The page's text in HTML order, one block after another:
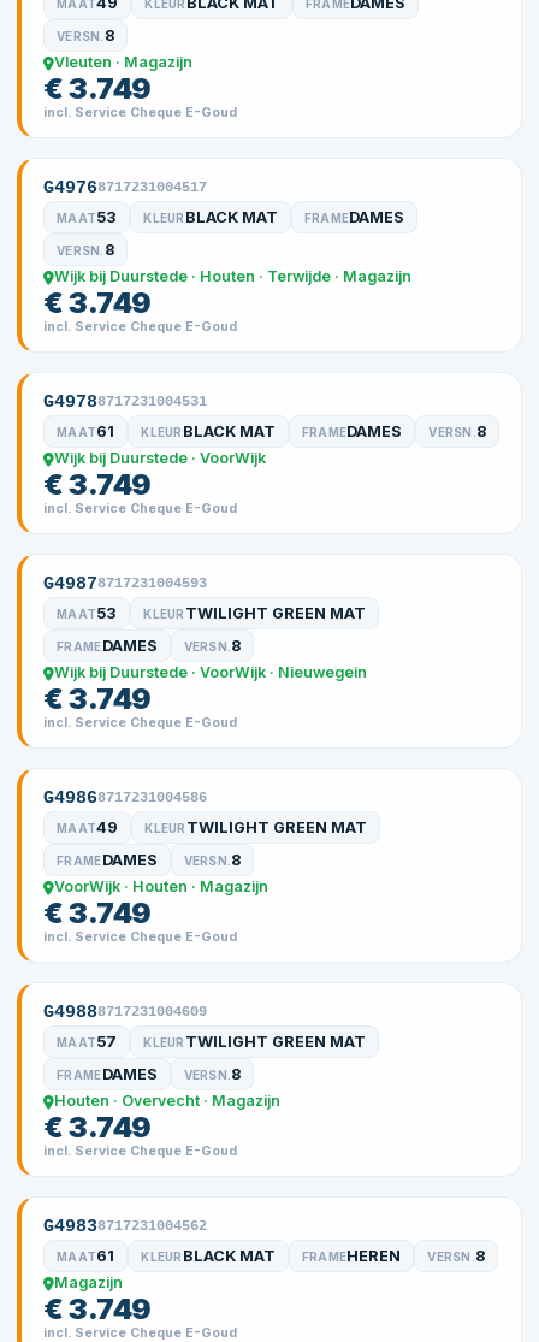
MAAT KLEUR FRAME
VERSN. 8
Vleuten · Magazijn
€ 3.749
incl. Service Cheque E-Goud
G49768717231004517
MAAT53 KLEUR BLACK MAT FRAMEDAMES
VERSN. 8
Wijk bij Duurstede · Houten · Terwijde · Magazijn
€ 3.749
incl. Service Cheque E-Goud
G49788717231004531
MAAT61 KLEUR BLACK MAT FRAMEDAMES VERSN. 8
Wijk bij Duurstede · VoorWijk
€ 3.749
incl. Service Cheque E-Goud
G49878717231004593
MAAT53 KLEUR TWILIGHT GREEN MAT
FRAMEDAMES VERSN. 8
Wijk bij Duurstede · VoorWijk · Nieuwegein
€ 3.749
incl. Service Cheque E-Goud
G49868717231004586
MAAT49 KLEUR TWILIGHT GREEN MAT
FRAMEDAMES VERSN. 8
VoorWijk · Houten · Magazijn
€ 3.749
incl. Service Cheque E-Goud
G49888717231004609
MAAT57 KLEUR TWILIGHT GREEN MAT
FRAMEDAMES VERSN. 8
Houten · Overvecht · Magazijn
€ 3.749
incl. Service Cheque E-Goud
G49838717231004562
MAAT61 KLEUR BLACK MAT FRAMEHEREN VERSN. 8
Magazijn
€ 3.749
incl. Service Cheque E-Goud